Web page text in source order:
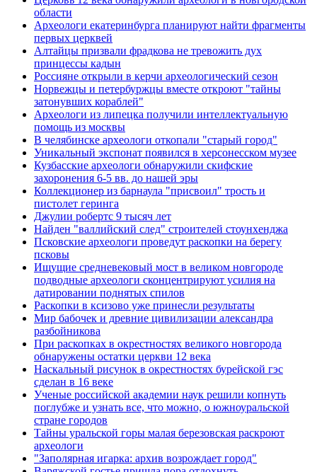
области
Археологи екатеринбурга планируют найти фрагменты
первых церквей
Алтайцы призвали фрадкова не тревожить дух
принцессы кадын
Россияне открыли в керчи археологический сезон
Норвежцы и петербуржцы вместе откроют "тайны
затонувших кораблей"
Археологи из липецка получили интеллектуальную
помощь из москвы
В челябинске археологи откопали "старый город"
Уникальный экспонат появился в херсонесском музее
Кузбасские археологи обнаружили скифские
захоронения 6-5 вв. до нашей эры
Коллекционер из барнаула "присвоил" трость и
пистолет геринга
Джулии робертс 9 тысяч лет
Найден "валлийский след" строителей стоунхенджа
Псковские археологи проведут раскопки на берегу
псковы
Ищущие средневековый мост в великом новгороде
подводные археологи сконцентрируют усилия на
датировании поднятых спилов
Раскопки в ксизово уже принесли результаты
Мир бабочек и древние цивилизации александра
разбойникова
При раскопках в окрестностях великого новгорода
обнаружены остатки церкви 12 века
Наскальный рисунок в окрестностях бурейской гэс
сделан в 16 веке
Ученые российской академии наук решили копнуть
поглубже и узнать все, что можно, о южноуральской
стране городов
Тайны уральской горы малая березовская раскроют
археологи
"Заполярная игарка: архив возрождает город"